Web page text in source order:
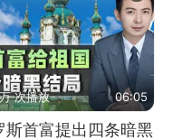
次播放 06:05
斯首富提出四条暗黑